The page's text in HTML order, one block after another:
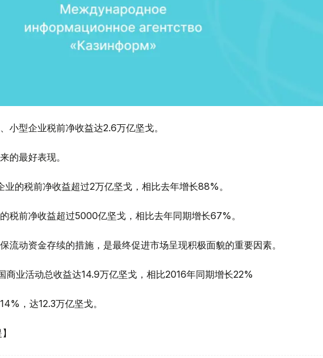
小型企业税前净收益达2.6万亿坚戈。
的最好表现。
的税前净收益超过2万亿坚戈，相比去年增长88%。
税前净收益超过5000亿坚戈，相比去年同期增长67%。
流动资金存续的措施，是最终促进市场呈现积极面貌的重要因素。
商业活动总收益达14.9万亿坚戈，相比2016年同期增长22%
，达12.3万亿坚戈。